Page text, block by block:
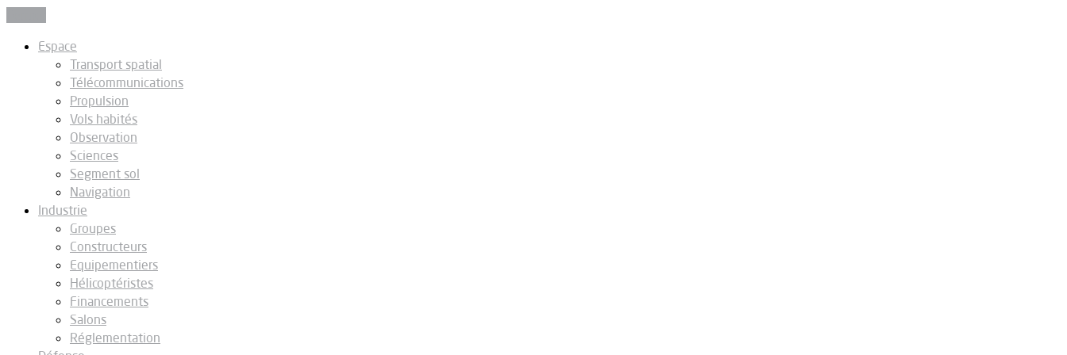
Espace
Transport spatial
Télécommunications
Propulsion
Vols habités
Observation
Sciences
Segment sol
Navigation
Industrie
Groupes
Constructeurs
Equipementiers
Hélicoptéristes
Financements
Salons
Réglementation